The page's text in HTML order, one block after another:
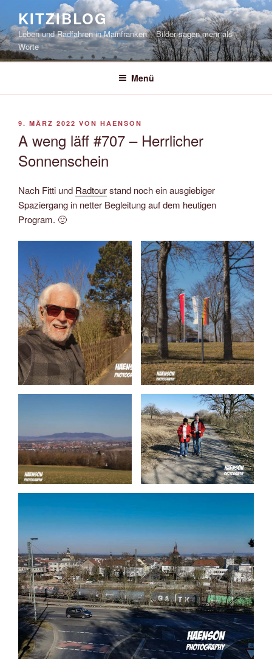
springen
KITZIBLOG
Leben und Radfahren in Mainfranken – Bilder sagen mehr als
Worte
Menü
VERÖFFENTLICHT
9. MÄRZ 2022 VON HAENSON
A weng läff #707 – Herrlicher
Sonnenschein
Nach Fitti und Radtourstand noch ein ausgiebiger
Spaziergang in netter Begleitung auf dem heutigen
Program. 🙂